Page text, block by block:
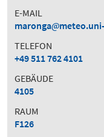
E-MAIL
maronga
TELEFON
+49 511 762 4101
GEBÄUDE
4105
RAUM
F126